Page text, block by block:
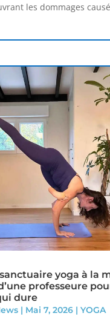
les dommages
yoga à la
professeure
dure
| Mai 7, 2026| YOGA